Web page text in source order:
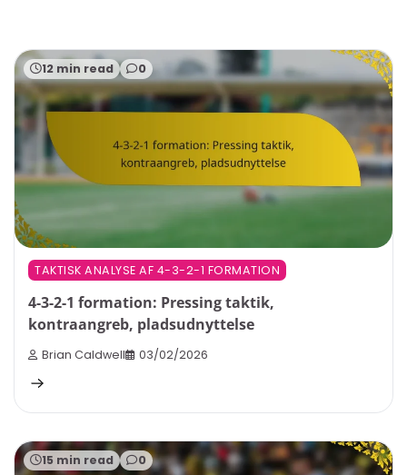
12 min read 0
TAKTISK ANALYSE AF 4-3-2-1 FORMATION
4-3-2-1 formation: Pressing taktik,
kontraangreb, pladsudnyttelse
Brian Caldwell 03/02/2026
15 min read 0